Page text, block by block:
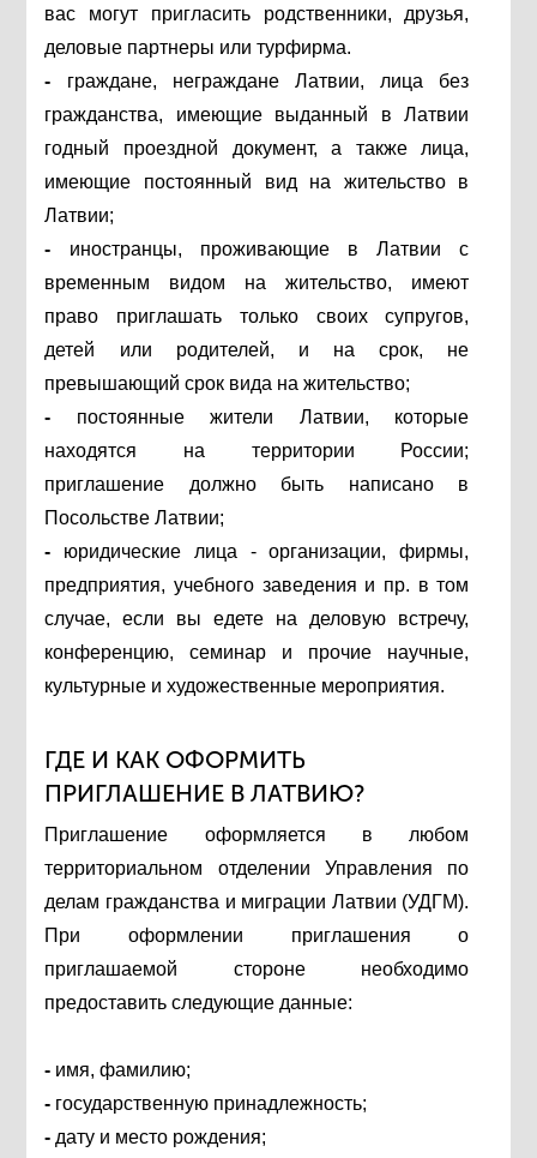
вас могут пригласить родственники, друзья,
деловые партнеры или турфирма.
- граждане, неграждане Латвии, лица без
гражданства, имеющие выданный в Латвии
годный проездной документ, а также лица,
имеющие постоянный вид на жительство в
Латвии;
- иностранцы, проживающие в Латвии с
временным видом на жительство, имеют
право приглашать только своих супругов,
детей или родителей, и на срок, не
превышающий срок вида на жительство;
- постоянные жители Латвии, которые
находятся на территории России;
приглашение должно быть написано в
Посольстве Латвии;
- юридические лица - организации, фирмы,
предприятия, учебного заведения и пр. в том
случае, если вы едете на деловую встречу,
конференцию, семинар и прочие научные,
культурные и художественные мероприятия.
ГДЕ И КАК ОФОРМИТЬ
ПРИГЛАШЕНИЕ В ЛАТВИЮ?
Приглашение оформляется в любом
территориальном отделении Управления по
делам гражданства и миграции Латвии (УДГМ).
При оформлении приглашения о
приглашаемой стороне необходимо
предоставить следующие данные:
- имя, фамилию;
- государственную принадлежность;
- дату и место рождения;